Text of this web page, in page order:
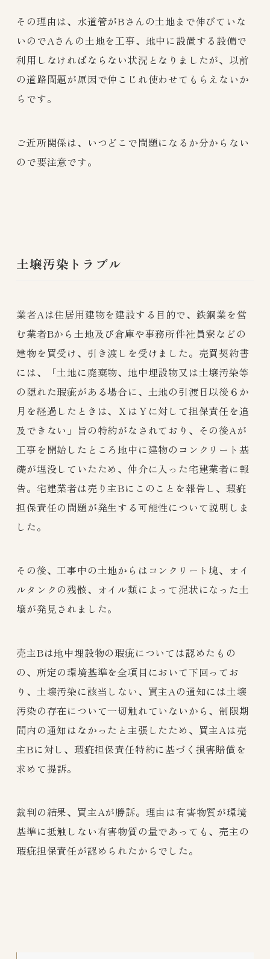
その理由は、水道管がBさんの土地まで伸びていな
いのでAさんの土地を工事、地中に設置する設備で
利用しなければならない状況となりましたが、以前
の道路問題が原因で仲こじれ使わせてもらえないか
らです。
ご近所関係は、いつどこで問題になるか分からない
ので要注意です。
土壌汚染トラブル
業者Aは住居用建物を建設する目的で、鉄鋼業を営
む業者Bから土地及び倉庫や事務所件社員寮などの
建物を買受け、引き渡しを受けました。売買契約書
には、「土地に廃棄物、地中埋設物又は土壌汚染等
の隠れた瑕疵がある場合に、土地の引渡日以後６か
月を経過したときは、ＸはＹに対して担保責任を追
及できない」旨の特約がなされており、その後Aが
工事を開始したところ地中に建物のコンクリート基
礎が埋没していたため、仲介に入った宅建業者に報
告。宅建業者は売り主Bにこのことを報告し、瑕疵
担保責任の問題が発生する可能性について説明しま
した。
その後、工事中の土地からはコンクリート塊、オイ
ルタンクの残骸、オイル類によって泥状になった土
壌が発見されました。
売主Bは地中埋設物の瑕疵については認めたもの
の、所定の環境基準を全項目において下回ってお
り、土壌汚染に該当しない、買主Aの通知には土壌
汚染の存在について一切触れていないから、制限期
間内の通知はなかったと主張したため、買主Aは売
主Bに対し、瑕疵担保責任特約に基づく損害賠償を
求めて提訴。
裁判の結果、買主Aが勝訴。理由は有害物質が環境
基準に抵触しない有害物質の量であっても、売主の
瑕疵担保責任が認められたからでした。